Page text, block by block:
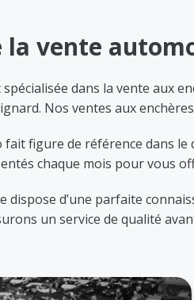
vente
dans la vente aux
Nos ventes aux
fait figure de référence dans
chaque mois pour vous
dispose d’une parfaite
un service de qualité